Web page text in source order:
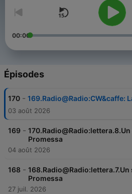
00:00
Épisodes
170 - 169.Radio@Radio:CW&caffe:
03 août 2026
169 -
Promessa
04 août 2026
168 -
Promessa
27 juil. 2026